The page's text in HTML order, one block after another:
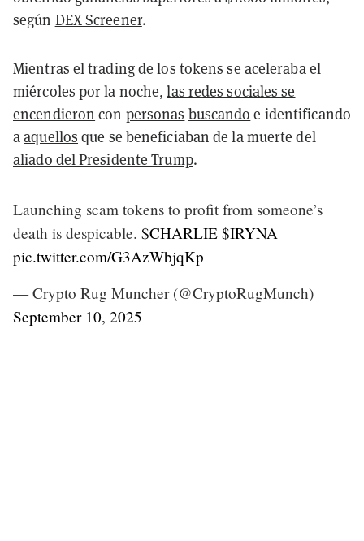
según DEX Screener.
Mientras el trading de los tokens se aceleraba el
miércoles por la noche,las redes sociales se
encendieron con personas buscando e identificando
aaquellos que se beneficiaban de la muerte del
aliado del Presidente Trump.
Launching scam tokens to profit from someone’s
death is despicable. $CHARLIE $IRYNA
pic.twitter.com/G3AzWbjqKp
— Crypto Rug Muncher (@CryptoRugMunch)
September 10, 2025